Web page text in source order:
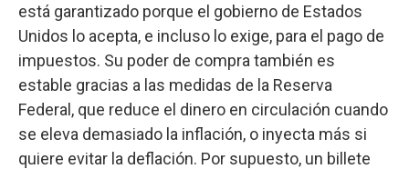
está garantizado porque el gobierno de Estados
Unidos lo acepta, e incluso lo exige, para el pago de
impuestos. Su poder de compra también es
estable gracias a las medidas de la Reserva
Federal, que reduce el dinero en circulación cuando
se eleva demasiado la inflación, o inyecta más si
quiere evitar la deflación. Por supuesto, un billete